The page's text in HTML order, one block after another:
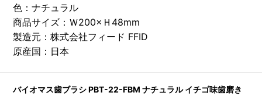
色：ナチュラル
商品サイズ：Ｗ200×Ｈ48mm
製造元：株式会社フィード FFID
原産国：日本
バイオマス歯ブラシ PBT-22-FBM ナチュラル イチゴ味歯磨き